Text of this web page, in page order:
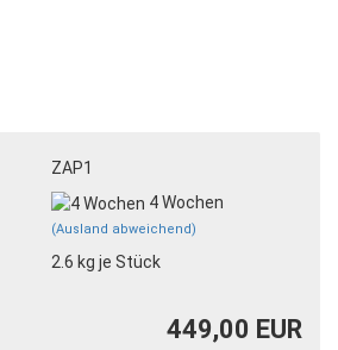
ZAP1
4 Wochen
(Ausland abweichend)
2.6 kg je Stück
449,00 EUR